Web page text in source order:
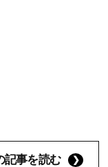
記事を読む